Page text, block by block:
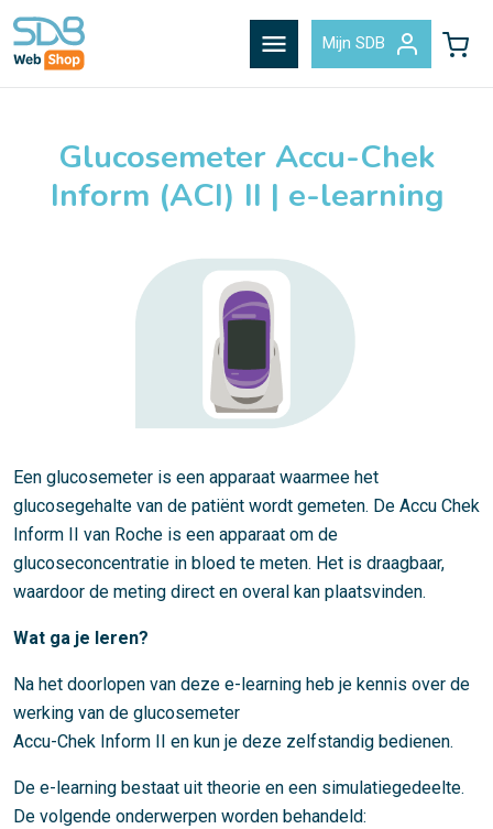
menu Mijn SDB
Glucosemeter Accu-Chek
Inform (ACI) II | e-learning
Een glucosemeter is een apparaat waarmee het
glucosegehalte van de patiënt wordt gemeten. De Accu Chek
Inform II van Roche is een apparaat om de
glucoseconcentratie in bloed te meten. Het is draagbaar,
waardoor de meting direct en overal kan plaatsvinden.
Wat ga je leren?
Na het doorlopen van deze e-learning heb je kennis over de
werking van de glucosemeter
Accu-Chek Inform II en kun je deze zelfstandig bedienen.
De e-learning bestaat uit theorie en een simulatiegedeelte.
De volgende onderwerpen worden behandeld: